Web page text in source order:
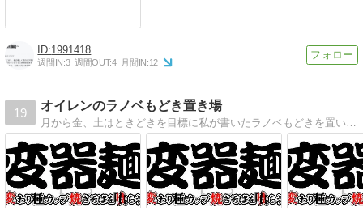
1991418
週間IN:3 週間OUT:4 月間IN:12
19
オイレンのラノベもどき置き場